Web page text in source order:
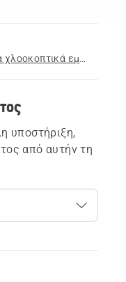
Δείτε όλες τις Επικαθήμενα χλοοκοπτικά εμπρόσθιας κοπής προς πώληση
υποστήριξη,
από αυτήν τη